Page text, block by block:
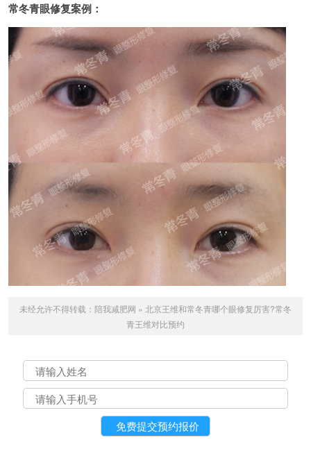
常冬青眼修复案例：
未经允许不得转载： 陪我减肥网 » 北京王维和常冬青哪个眼修复厉害?常冬
青王维对比预约